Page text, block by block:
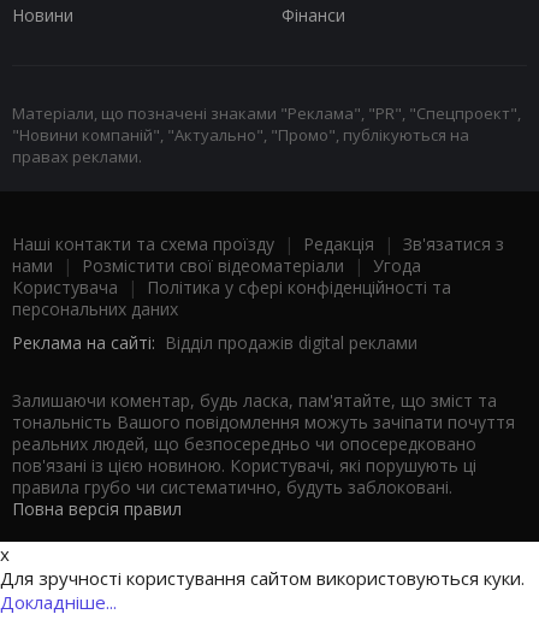
Новини
Фінанси
Матеріали, що позначені знаками "Реклама", "PR", "Спецпроект",
"Новини компаній", "Актуально", "Промо", публікуються на
правах реклами.
Наші контакти та схема проїзду | Редакція | Зв'язатися з
нами | Розмістити свої відеоматеріали | Угода
Користувача |
Політика у сфері конфіденційності та
персональних даних
Реклама на сайті: Відділ продажів digital реклами
Залишаючи коментар, будь ласка, пам'ятайте, що зміст та
тональність Вашого повідомлення можуть зачіпати почуття
реальних людей, що безпосередньо чи опосередковано
пов'язані із цією новиною. Користувачі, які порушують ці
правила грубо чи систематично, будуть заблоковані.
Повна версія правил
x
Для зручності користування сайтом використовуються куки.
Докладніше...